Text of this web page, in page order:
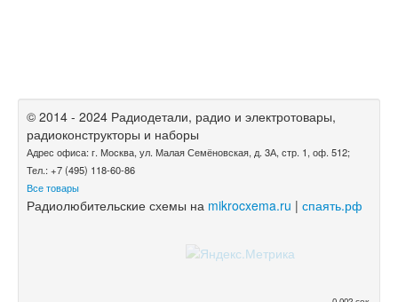
© 2014 - 2024 Радиодетали, радио и электротовары,
радиоконструкторы и наборы
Адрес офиса: г. Москва, ул. Малая Семёновская, д. 3А, стр. 1, оф. 512;
Тел.: +7 (495) 118-60-86
Все товары
Радиолюбительские схемы на mikrocxema.ru | спаять.рф